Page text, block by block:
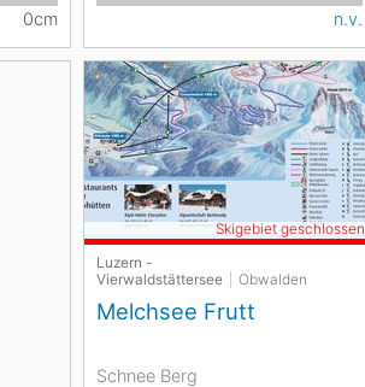
0cm n.v.
Luzern -
Vierwaldstättersee
Obwalden
Melchsee Frutt
Skigebiet geschlossen
Schnee Berg